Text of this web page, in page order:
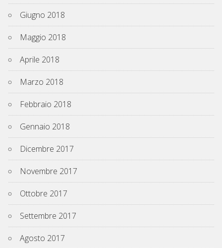
Giugno 2018
Maggio 2018
Aprile 2018
Marzo 2018
Febbraio 2018
Gennaio 2018
Dicembre 2017
Novembre 2017
Ottobre 2017
Settembre 2017
Agosto 2017